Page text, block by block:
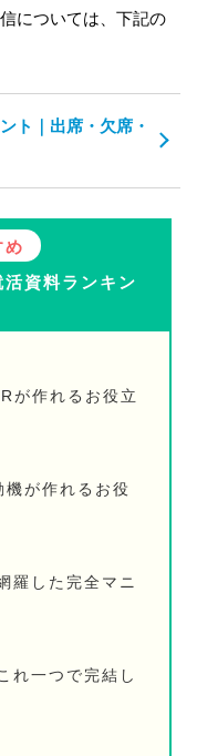
については、下記の
ト｜出席・欠席・
め
活資料ランキン
が作れるお役立
が作れるお役
羅した完全マニ
れ一つで完結し